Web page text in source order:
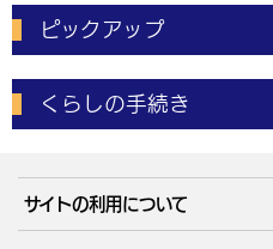
ピックアップ
電子申請
体育施設予約状況
くらしの手続き
成人・仕事
サイトの利用について